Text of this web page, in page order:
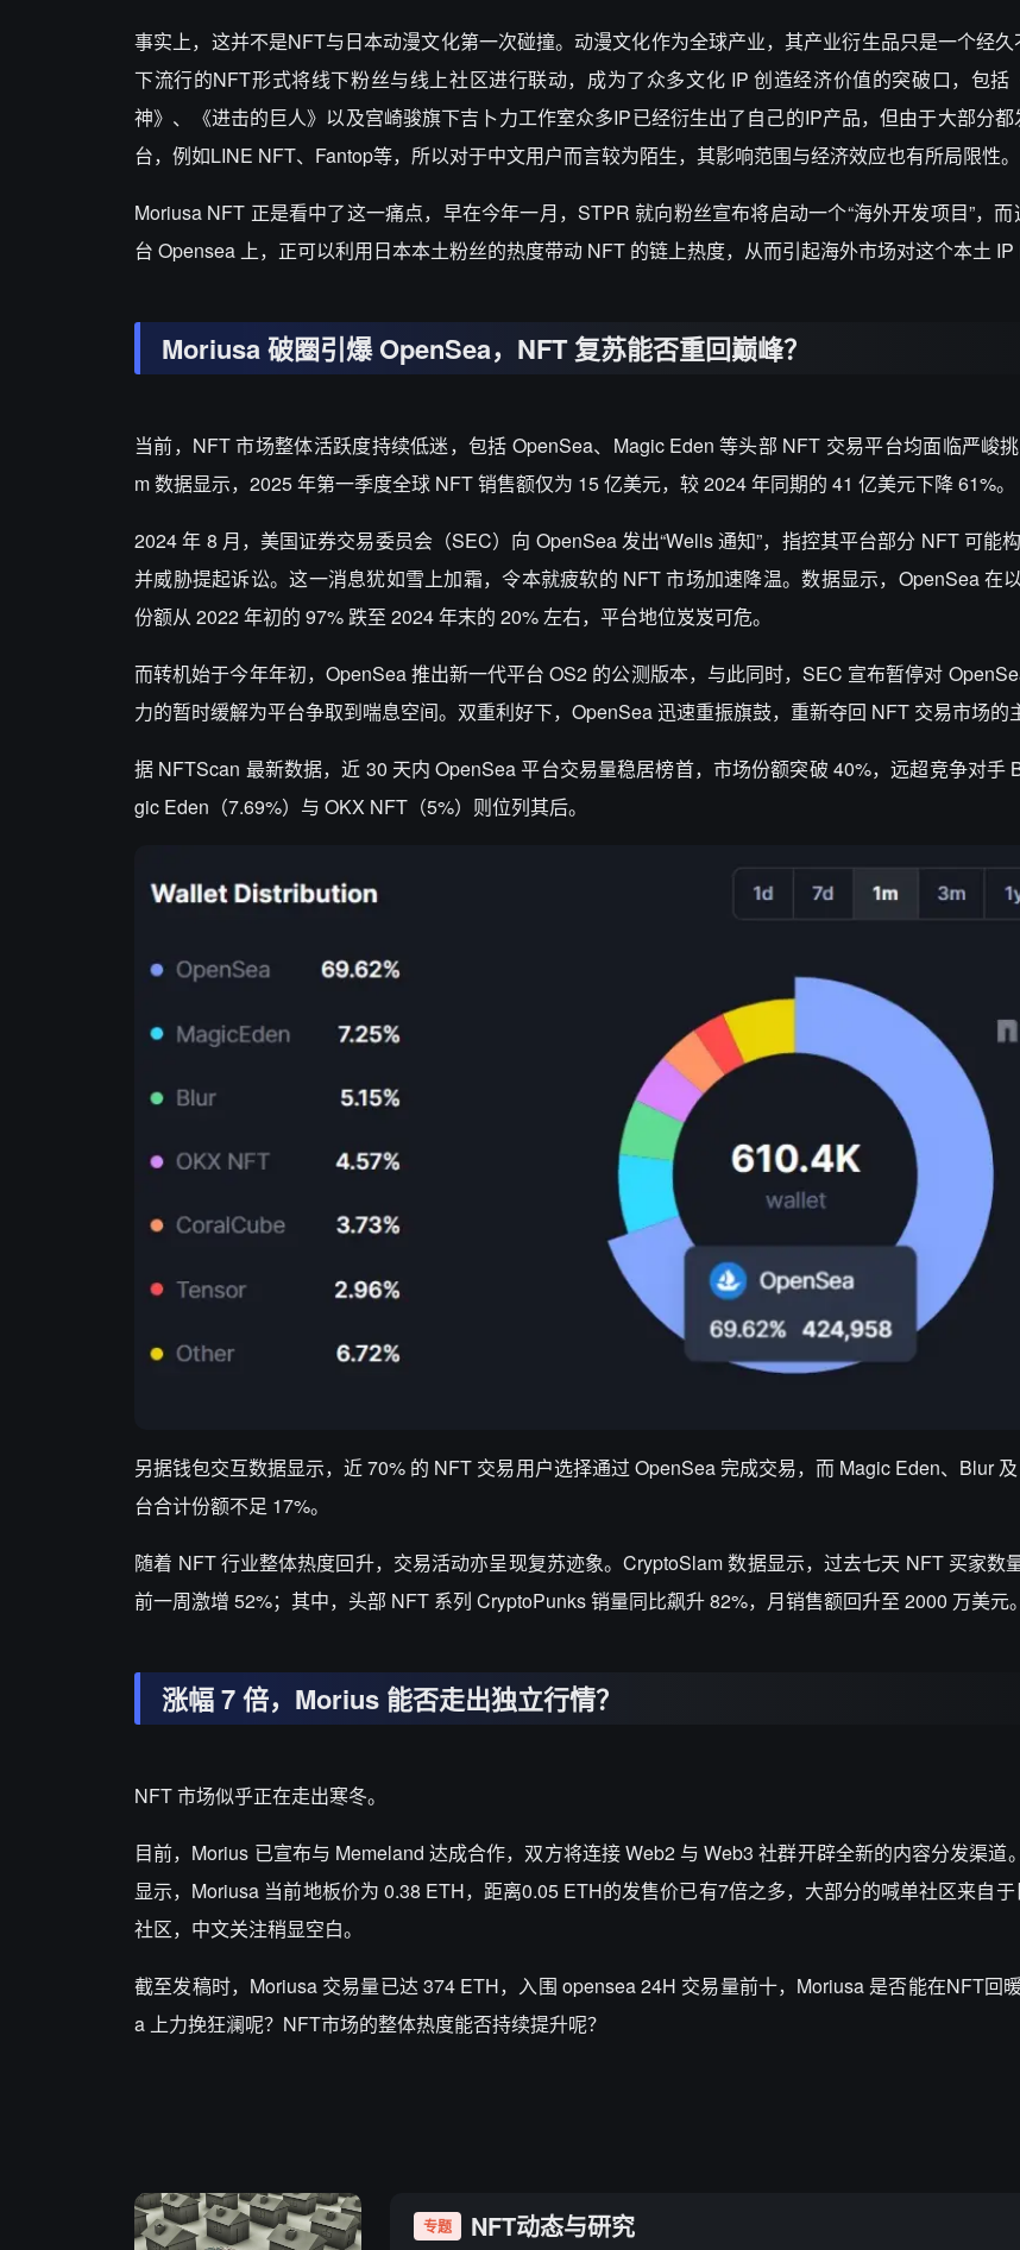
事实上，这并不是NFT与日本动漫文化第一次碰撞。动漫文化作为全球产业，其产业衍生品只是一个经
下流行的NFT形式将线下粉丝与线上社区进行联动，成为了众多文化 IP 创造经济价值的突破口，包括
神》、《进击的巨人》以及宫崎骏旗下吉卜力工作室众多IP已经衍生出了自己的IP产品，但由于大部分
台，例如LINE NFT、Fantop等，所以对于中文用户而言较为陌生，其影响范围与经济效应也有所局限性。
Moriusa NFT 正是看中了这一痛点，早在今年一月，STPR 就向粉丝宣布将启动一个“海外开发项目”，
台 Opensea 上，正可以利用日本本土粉丝的热度带动 NFT 的链上热度，从而引起海外市场对这个本土 IP
Moriusa 破圈引爆 OpenSea，NFT 复苏能否重回巅峰？
当前，NFT 市场整体活跃度持续低迷，包括 OpenSea、Magic Eden 等头部 NFT 交易平台均面临严峻
m 数据显示，2025 年第一季度全球 NFT 销售额仅为 15 亿美元，较 2024 年同期的 41 亿美元下降 61%。
2024 年 8 月，美国证券交易委员会（SEC）向 OpenSea 发出“Wells 通知”，指控其平台部分 NFT 可能构
并威胁提起诉讼。这一消息犹如雪上加霜，令本就疲软的 NFT 市场加速降温。数据显示，OpenSea 在
份额从 2022 年初的 97% 跌至 2024 年末的 20% 左右，平台地位岌岌可危。
而转机始于今年年初，OpenSea 推出新一代平台 OS2 的公测版本，与此同时，SEC 宣布暂停对
力的暂时缓解为平台争取到喘息空间。双重利好下，OpenSea 迅速重振旗鼓，重新夺回 NFT 交易市场的
据 NFTScan 最新数据，近 30 天内 OpenSea 平台交易量稳居榜首，市场份额突破 40%，远超竞争对手
gic Eden（7.69%）与 OKX NFT（5%）则位列其后。
另据钱包交互数据显示，近 70% 的 NFT 交易用户选择通过 OpenSea 完成交易，而 Magic Eden、Blur
台合计份额不足 17%。
随着 NFT 行业整体热度回升，交易活动亦呈现复苏迹象。CryptoSlam 数据显示，过去七天 NFT 买家数
前一周激增 52%；其中，头部 NFT 系列 CryptoPunks 销量同比飙升 82%，月销售额回升至 2000 万美元。
涨幅 7 倍，Morius 能否走出独立行情？
NFT 市场似乎正在走出寒冬。
目前，Morius 已宣布与 Memeland 达成合作，双方将连接 Web2 与 Web3 社群开辟全新的内容分发渠道
显示，Moriusa 当前地板价为 0.38 ETH，距离0.05 ETH的发售价已有7倍之多，大部分的喊单社区来自
社区，中文关注稍显空白。
截至发稿时，Moriusa 交易量已达 374 ETH，入围 opensea 24H 交易量前十，Moriusa 是否能在NFT回
a 上力挽狂澜呢？NFT市场的整体热度能否持续提升呢？
专题 NFT动态与研究